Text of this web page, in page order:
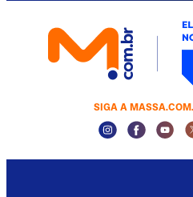
SIGA A
Instagram